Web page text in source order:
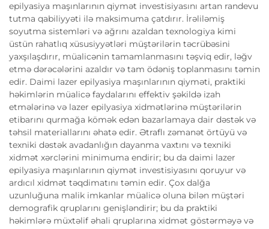
epilyasiya maşınlarının qiymət investisiyasını artan randevu
tutma qabiliyyəti ilə maksimuma çatdırır. İrəliləmiş
soyutma sistemləri və ağrını azaldan texnologiya kimi
üstün rahatlıq xüsusiyyətləri müştərilərin təcrübəsini
yaxşılaşdırır, müalicənin tamamlanmasını təşviq edir, ləğv
etmə dərəcələrini azaldır və tam ödəniş toplanmasını təmin
edir. Daimi lazer epilyasiya maşınlarının qiyməti, praktiki
həkimlərin müalicə faydalarını effektiv şəkildə izah
etmələrinə və lazer epilyasiya xidmətlərinə müştərilərin
etibarını qurmağa kömək edən bazarlamaya dair dəstək və
təhsil materiallarını əhatə edir. Ətraflı zəmanət örtüyü və
texniki dəstək avadanlığın dayanma vaxtını və texniki
xidmət xərclərini minimuma endirir; bu da daimi lazer
epilyasiya maşınlarının qiymət investisiyasını qoruyur və
ardıcıl xidmət təqdimatını təmin edir. Çox dalğa
uzunluğuna malik imkanlar müalicə oluna bilən müştəri
demografik qruplarını genişləndirir; bu da praktiki
həkimlərə müxtəlif əhali qruplarına xidmət göstərməyə və